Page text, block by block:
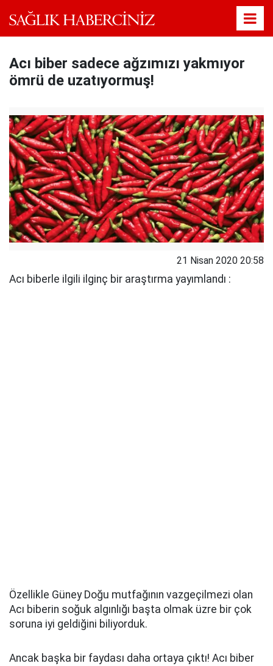
Acı biber sadece ağzımızı yakmıyor
ömrü de uzatıyormuş!
21 Nisan 2020 20:58
Acı biberle ilgili ilginç bir araştırma yayımlandı :
Özellikle Güney Doğu mutfağının vazgeçilmezi olan
Acı biberin soğuk algınlığı başta olmak üzre bir çok
soruna iyi geldiğini biliyorduk.
Ancak başka bir faydası daha ortaya çıktı! Acı biber